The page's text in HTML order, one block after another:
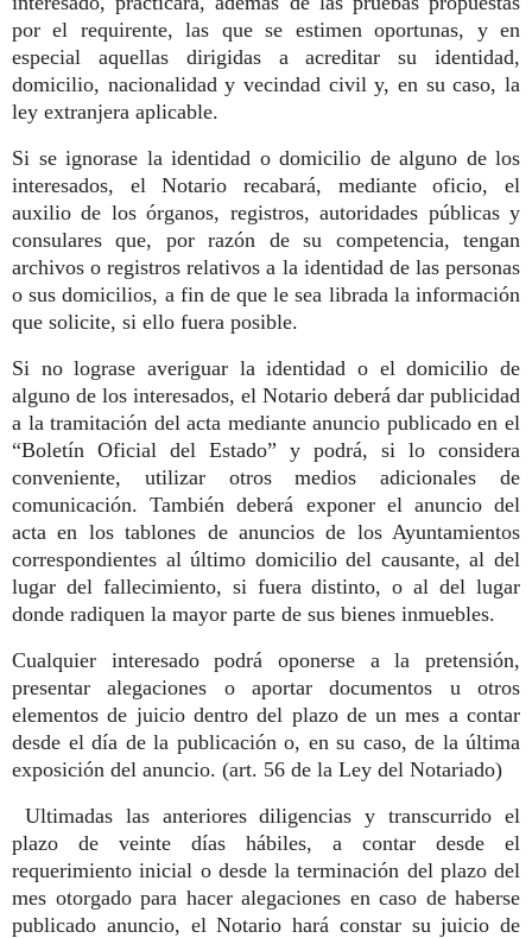
por el requirente, las que se estimen oportunas, y en
especial aquellas dirigidas a acreditar su identidad,
domicilio, nacionalidad y vecindad civil y, en su caso, la
ley extranjera aplicable.
Si se ignorase la identidad o domicilio de alguno de los
interesados, el Notario recabará, mediante oficio, el
auxilio de los órganos, registros, autoridades públicas y
consulares que, por razón de su competencia, tengan
archivos o registros relativos a la identidad de las personas
o sus domicilios, a fin de que le sea librada la información
que solicite, si ello fuera posible.
Si no lograse averiguar la identidad o el domicilio de
alguno de los interesados, el Notario deberá dar publicidad
a la tramitación del acta mediante anuncio publicado en el
“Boletín Oficial del Estado” y podrá, si lo considera
conveniente, utilizar otros medios adicionales de
comunicación. También deberá exponer el anuncio del
acta en los tablones de anuncios de los Ayuntamientos
correspondientes al último domicilio del causante, al del
lugar del fallecimiento, si fuera distinto, o al del lugar
donde radiquen la mayor parte de sus bienes inmuebles.
Cualquier interesado podrá oponerse a la pretensión,
presentar alegaciones o aportar documentos u otros
elementos de juicio dentro del plazo de un mes a contar
desde el día de la publicación o, en su caso, de la última
exposición del anuncio. (art. 56 de la Ley del Notariado)
Ultimadas las anteriores diligencias y transcurrido el
plazo de veinte días hábiles, a contar desde el
requerimiento inicial o desde la terminación del plazo del
mes otorgado para hacer alegaciones en caso de haberse
publicado anuncio, el Notario hará constar su juicio de